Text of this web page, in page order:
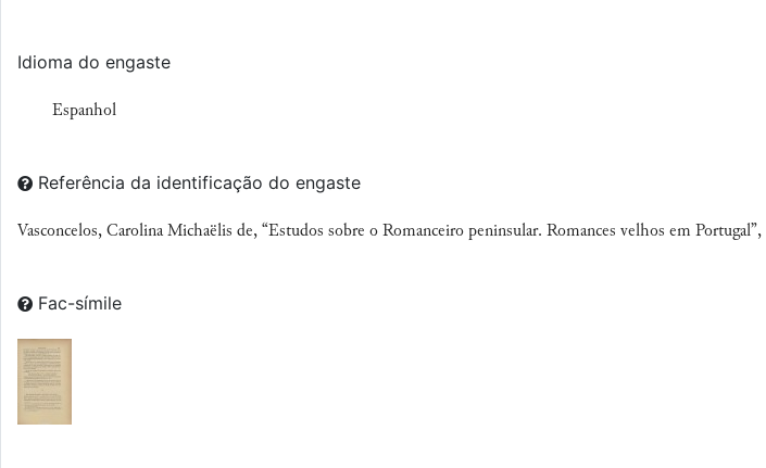
Idioma do engaste
Espanhol
Referência da identificação do engaste
Vasconcelos, Carolina Michaëlis de, “Estudos sobre o Romanceiro peninsular. Romances velhos em Portugal”,
Fac-símile